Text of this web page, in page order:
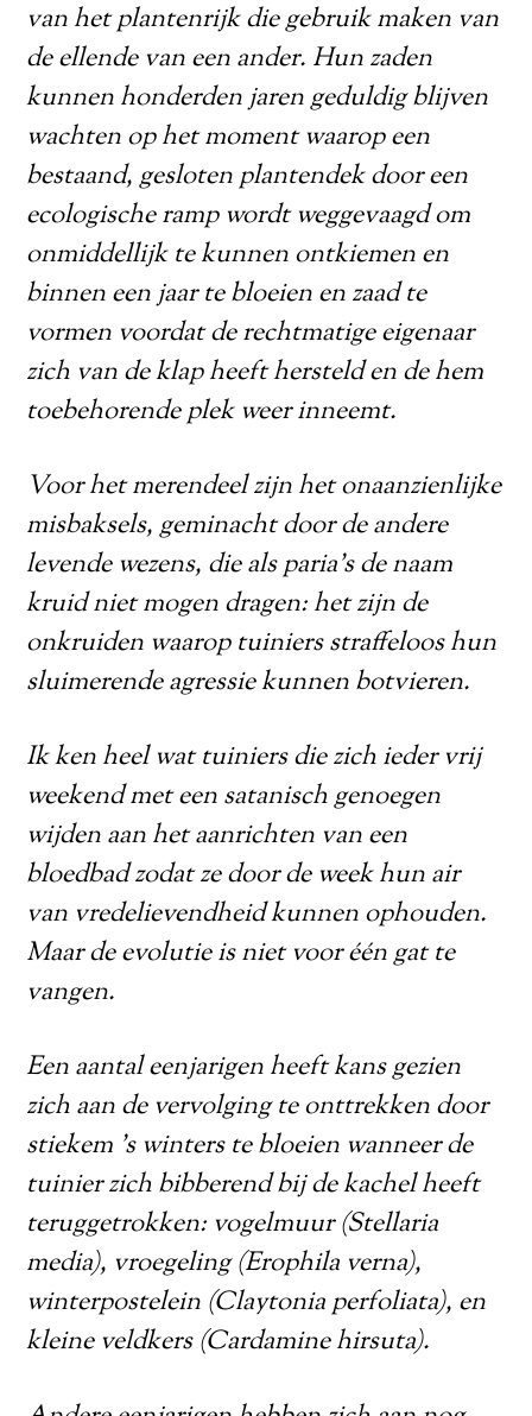
van het plantenrijk die gebruik maken van
de ellende van een ander. Hun zaden
kunnen honderden jaren geduldig blijven
wachten op het moment waarop een
bestaand, gesloten plantendek door een
ecologische ramp wordt weggevaagd om
onmiddellijk te kunnen ontkiemen en
binnen een jaar te bloeien en zaad te
vormen voordat de rechtmatige eigenaar
zich van de klap heeft hersteld en de hem
toebehorende plek weer inneemt.
Voor het merendeel zijn het onaanzienlijke
misbaksels, geminacht door de andere
levende wezens, die als paria’s de naam
kruid niet mogen dragen: het zijn de
onkruiden waarop tuiniers straffeloos hun
sluimerende agressie kunnen botvieren.
Ik ken heel wat tuiniers die zich ieder vrij
weekend met een satanisch genoegen
wijden aan het aanrichten van een
bloedbad zodat ze door de week hun air
van vredelievendheid kunnen ophouden.
Maar de evolutie is niet voor één gat te
vangen.
Een aantal eenjarigen heeft kans gezien
zich aan de vervolging te onttrekken door
stiekem ’s winters te bloeien wanneer de
tuinier zich bibberend bij de kachel heeft
teruggetrokken: vogelmuur (Stellaria
media), vroegeling (Erophila verna),
winterpostelein (Claytonia perfoliata), en
kleine veldkers (Cardamine hirsuta).